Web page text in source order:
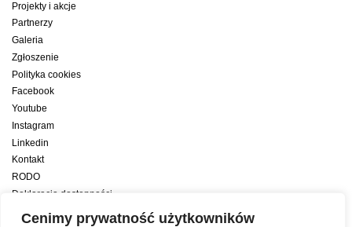
Cenimy prywatność użytkowników
Projekty i akcje
Partnerzy
Galeria
Zgłoszenie
Polityka cookies
Facebook
Youtube
Instagram
Linkedin
Kontakt
RODO
Deklaracja dostępności
Deklaracja dostępności cyfrowej